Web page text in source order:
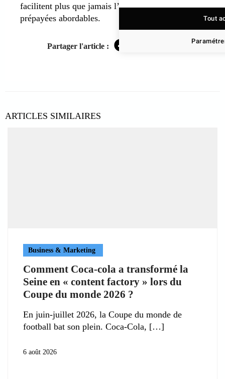
facilitent plus que jamais l’accès à des cartes
prépayées abordables.
Partager l'article :
ARTICLES SIMILAIRES
Business & Marketing
Comment Coca-cola a transformé la
Seine en « content factory » lors du
Coupe du monde 2026 ?
En juin-juillet 2026, la Coupe du monde de
football bat son plein. Coca-Cola,
6 août 2026
Tout